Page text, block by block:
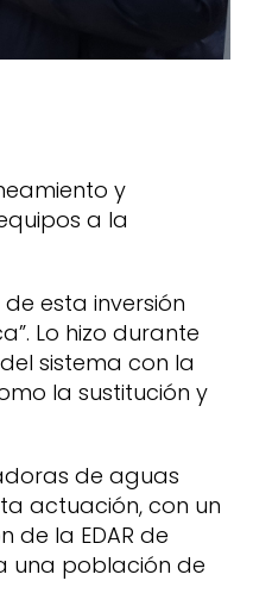
y
a la
esta inversión
Lo hizo durante
sistema con la
la sustitución y
de aguas
actuación, con un
de la EDAR de
una población de